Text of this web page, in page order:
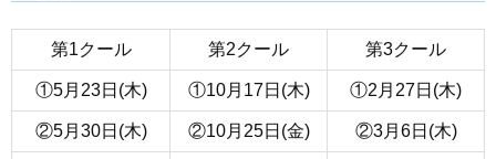
第1クール 第2クール 第3クール
①5月23日(木) ①10月17日(木) ①2月27日(木)
②5月30日(木) ②10月25日(金) ②3月6日(木)